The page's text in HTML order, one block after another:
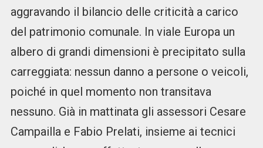
aggravando il bilancio delle criticità a carico
del patrimonio comunale. In viale Europa un
albero di grandi dimensioni è precipitato sulla
carreggiata: nessun danno a persone o veicoli,
poiché in quel momento non transitava
nessuno. Già in mattinata gli assessori Cesare
Campailla e Fabio Prelati, insieme ai tecnici